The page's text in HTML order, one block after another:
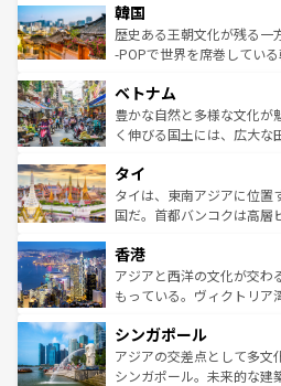
ワイを、存分に味わってほしい。 なお、新着の
はコンテンツ一覧を参照し
いる。アクティビティも充
ビング、ハイキングなど、
い。オーストラリアの多彩
参照してほしい。
ン）、静ひつな山岳地帯で
と山間の静けさが共存して
驚きをもたらしてくれる。
容にもいいと評判のスイー
が味わえる。 なお、
照してほしい。
韓国
歴史ある王朝文化が残る一
-POPで世界を席巻してい
き、地方に足を延ばせば四
できる。そして、キムチや
まで、さまざまな韓国料理
リティに包まれながら、韓
わってみて
覧を参照してほしい。
ベトナム
豊かな自然と多様な文化が
く伸びる国土には、広大な
急速な発展と共に伝統が息
ーチミン市のフランス統治
醸し出している。また、バ
とつ。フォーやバインミー
ひ現地で味わいたい。どの
が旅行者を迎えてくれるの
参照してほしい。
タイ
タイは、東南アジアに位置
国だ。首都バンコクは高層
の活気が交差している。北
帯で自然と触れ合い、南部
いビーチでリゾート気分を
激する。気候は一年中温暖
が待っている。親しみやす
た文化、そして多様な観光
香港
アジアと西洋の文化が交わ
もっている。ヴィクトリア
み、どこを訪れても感動す
ており、効率よく見どころ
うな絶景から文化的な体験
シンガポール
アジアの交差点として多文
シンガポール。未来的な建